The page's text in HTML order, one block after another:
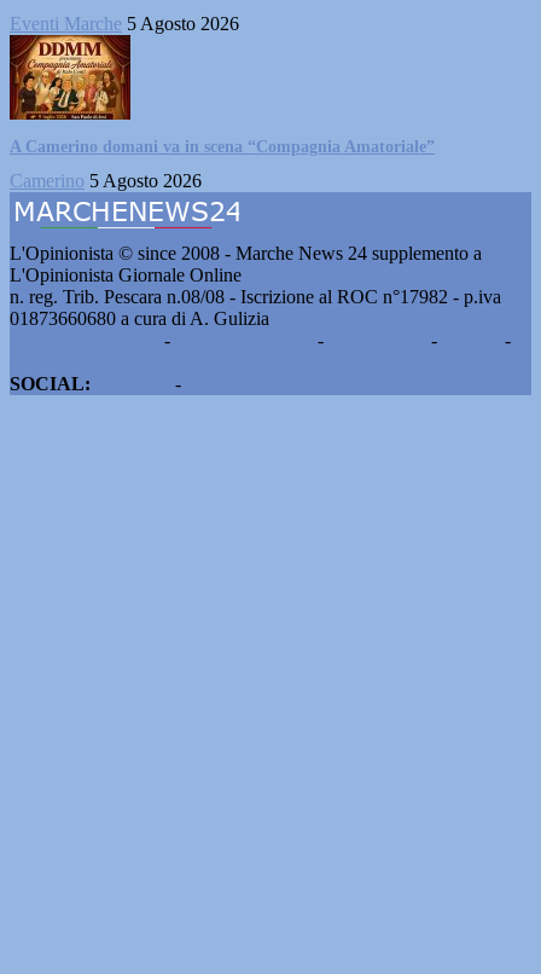
Eventi Marche 5 Agosto 2026
A Camerino domani va in scena “Compagnia Amatoriale”
Camerino 5 Agosto 2026
L'Opinionista © since 2008 - Marche News 24 supplemento a
L'Opinionista Giornale Online
n. reg. Trib. Pescara n.08/08 - Iscrizione al ROC n°17982 - p.iva
01873660680 a cura di A. Gulizia
- - -
-
SOCIAL:
-